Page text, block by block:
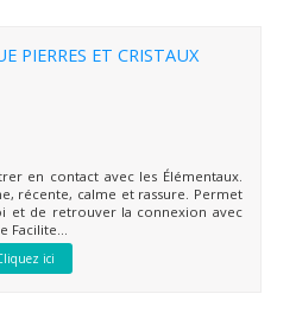
PIERRES ET CRISTAUX
en contact avec les Élémentaux.
récente, calme et rassure. Permet
et de retrouver la connexion avec
Facilite...
ici